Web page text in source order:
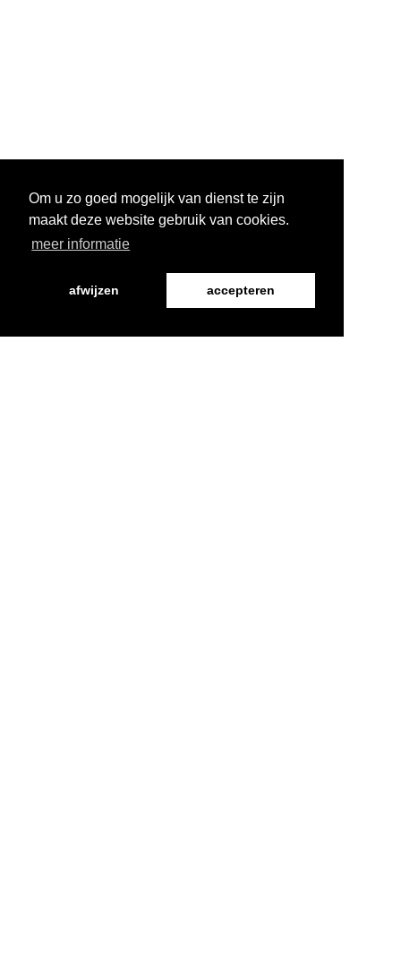
Om u zo goed mogelijk van dienst te zijn
maakt deze website gebruik van cookies.
meer informatie
afwijzen accepteren